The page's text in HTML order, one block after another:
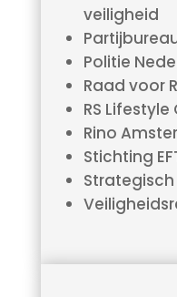
veiligheid
Politie
Raad voor
RS Lifestyle
Rino
Stichting